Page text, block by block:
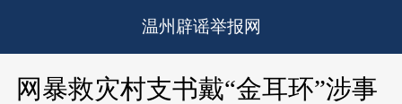
温州辟谣举报网
网暴救灾村支书戴“金耳环”涉事